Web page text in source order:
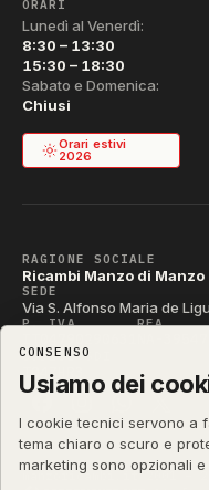
ORARI
Lunedì al Venerdì:
8:30 – 13:30
15:30 – 18:30
Sabato e Domenica:
Chiusi
Orari estivi
2026
RAGIONE SOCIALE
Ricambi Manzo di
SEDE
Via S. Alfonso Maria de
P. IVA REA
CODICE SDI
T04ZHR3
manzoricambi.it© 2001 –
CONSENSO
Usiamo dei
I cookie tecnici servono a
tema chiaro o scuro e
marketing sono opzionali